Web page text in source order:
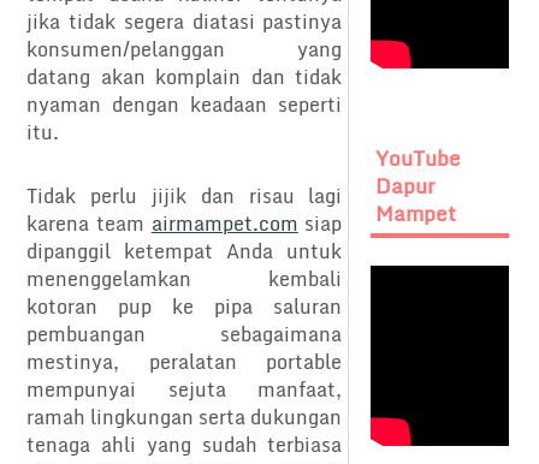
jika tidak segera diatasi pastinya
konsumen/pelanggan yang
datang akan komplain dan tidak
nyaman dengan keadaan seperti
itu.
Tidak perlu jijik dan risau lagi
karena teamairmampet.comsiap
dipanggil ketempat Anda untuk
menenggelamkan kembali
kotoran pup ke pipa saluran
pembuangan sebagaimana
mestinya, peralatan portable
mempunyai sejuta manfaat,
ramah lingkungan serta dukungan
tenaga ahli yang sudah terbiasa
YouTube
Dapur
Mampet